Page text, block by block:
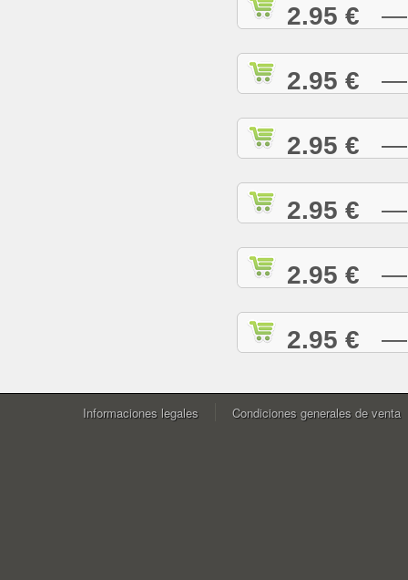
2.95 € —
2.95 € —
2.95 € —
2.95 € —
2.95 € —
2.95 € —
Informaciones legales Condiciones generales de venta